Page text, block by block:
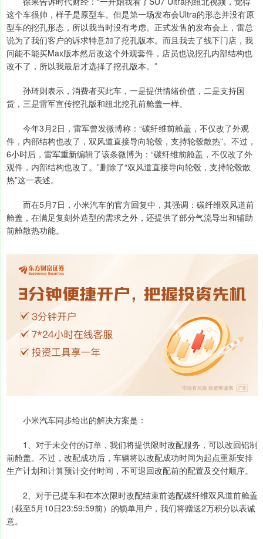
这个车很帅，样子是原型车。但是第一场发布会Ultra的形态并没有原
型车的挖孔形态，所以我当时没有考虑。正式发售的发布会上，雷总
说为了我们客户的诉求特意加了挖孔版本。而且我去了线下门店，我
问能不能买Max版本然后改这个外观套件，店员也说挖孔内部结构也
改不了，所以我最后才选择了挖孔版本。”
孙琦则表示，消费者买此车，一是提供情绪价值，二是支持国
货，三是雷军宣传挖孔版和纽北挖孔前舱盖一样。
今年3月2日，雷军曾发微博称：“碳纤维前舱盖，不仅改了外观
件，内部结构也改了，双风道直接导向轮毂，支持轮毂散热”。不过，
6小时后，雷军重新编辑了该条微博为：“碳纤维前舱盖，不仅改了外
观件，内部结构也改了。”删除了“双风道直接导向轮毂，支持轮毂散
热”这一表述。
而在5月7日，小米汽车的官方回复中，其强调：碳纤维双风道前
舱盖，在满足复刻外造型的需求之外，还提供了部分气流导出和辅助
前舱散热功能。
小米汽车同步给出的解决方案是：
1、对于未交付的订单，我们将提供限时改配服务，可以改回铝制
前舱盖。不过，改配成功后，车辆将以改配成功时间为起点重新安排
生产计划和计算预计交付时间，不可退回改配前的配置及交付顺序。
2、对于已提车和在本次限时改配结束前选配碳纤维双风道前舱盖
（截至5月10日23:59:59前）的锁单用户，我们将赠送2万积分以表诚
意。